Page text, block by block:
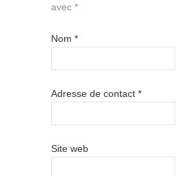
avec *
Nom *
Adresse de contact *
Site web